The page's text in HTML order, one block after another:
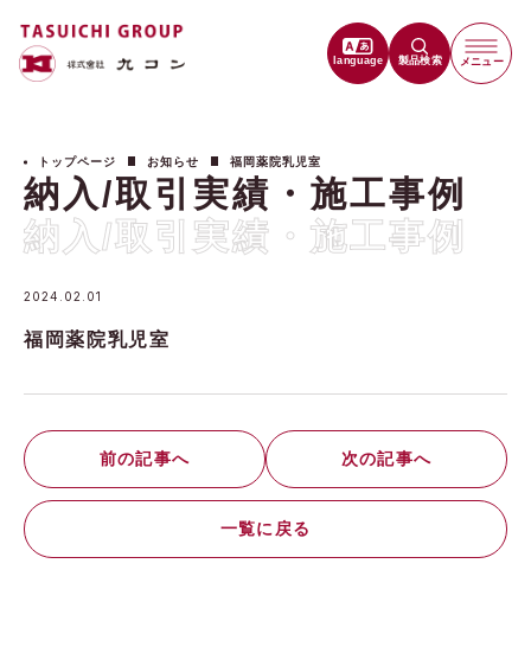
language 製品検索 メニュー
トップページ お知らせ 福岡薬院乳児室
納入/取引実績・施工事例
納入/取引実績・施工事例
2024.02.01
福岡薬院乳児室
前の記事へ 次の記事へ
一覧に戻る